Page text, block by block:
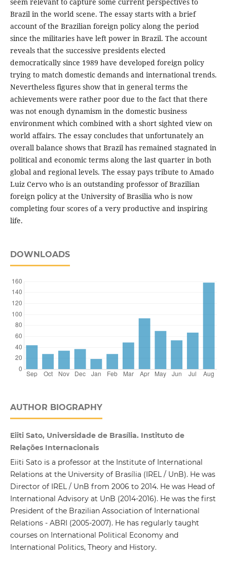
Brazil in the world scene. The essay starts with a brief
account of the Brazilian foreign policy along the period
since the militaries have left power in Brazil. The account
reveals that the successive presidents elected
democratically since 1989 have developed foreign policy
trying to match domestic demands and international trends.
Nevertheless figures show that in general terms the
achievements were rather poor due to the fact that there
was not enough dynamism in the domestic business
environment which combined with a short sighted view on
world affairs. The essay concludes that unfortunately an
overall balance shows that Brazil has remained stagnated in
political and economic terms along the last quarter in both
global and regional levels. The essay pays tribute to Amado
Luiz Cervo who is an outstanding professor of Brazilian
foreign policy at the University of Brasilia who is now
completing four scores of a very productive and inspiring
life.
DOWNLOADS
AUTHOR BIOGRAPHY
Eiiti Sato, Universidade de Brasília. Instituto de
Relações Internacionais
Eiiti Sato is a professor at the Institute of International
Relations at the University of Brasília (IREL / UnB). He was
Director of IREL / UnB from 2006 to 2014. He was Head of
International Advisory at UnB (2014-2016). He was the first
President of the Brazilian Association of International
Relations - ABRI (2005-2007). He has regularly taught
courses on International Political Economy and
International Politics, Theory and History.